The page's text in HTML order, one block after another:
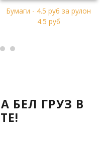
Бумаги - 4.5 руб за рулон
4.5 руб
БЕЛ ГРУЗ В